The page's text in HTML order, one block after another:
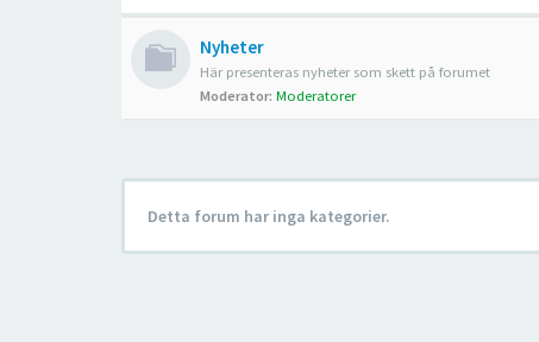
Nyheter
Här presenteras nyheter som skett på forumet
Moderator: Moderatorer
Detta forum har inga kategorier.